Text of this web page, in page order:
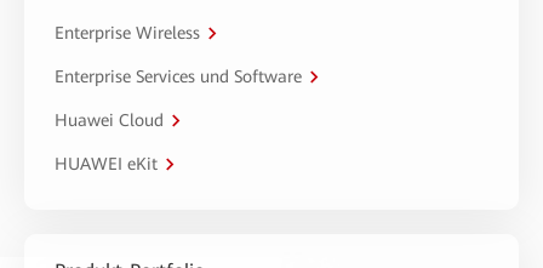
Enterprise Wireless
Enterprise Services und Software
Huawei Cloud
HUAWEI eKit